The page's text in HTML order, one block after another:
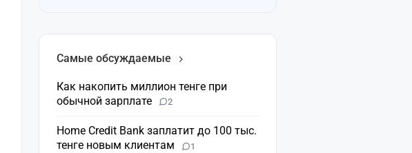
Самые обсуждаемые
Как накопить миллион тенге при
обычной зарплате
2
Home Credit Bank заплатит до 100 тыс.
тенге новым клиентам
1